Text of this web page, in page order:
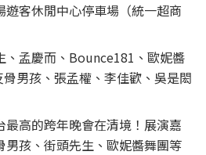
遊客休閒中心停車場（統一超商
、孟慶而、Bounce181、歐妮醬
男孩、張孟權、李佳歡、吳是閎
最高的跨年晚會在清境！展演嘉
男孩、街頭先生、歐妮醬舞團等